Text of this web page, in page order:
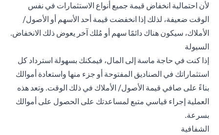
لأن احتمالية انخفاض قيمة جميع أنواع الاستثمارات في نفس
الوقت ضعيفة، لذلك إذا انخفضت قيمة أحد الأسهم أو الأصول/
الأملاك، سيكون هناك دائمًا سهم أو مُلك آخر يعوض ذلك الانخفاض.
السيولة
إذا كنت في حاجة ماسة إلى المال، فيمكنك بسهولة استرداد كل
استثماراتك في الصناديق المفتوحة أو جزء منها واستعادة أموالك
بناءً على صافي قيمة الأصول/ الأملاك في ذلك الوقت. وتعد هذه
العملية إجراء قياسي متبع لمساعدتك على الحصول على أموالك
بسرعة.
الشفافية